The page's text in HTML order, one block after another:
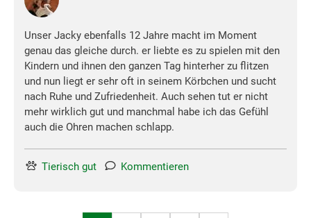
Unser Jacky ebenfalls 12 Jahre macht im Moment
genau das gleiche durch. er liebte es zu spielen mit den
Kindern und ihnen den ganzen Tag hinterher zu flitzen
und nun liegt er sehr oft in seinem Körbchen und sucht
nach Ruhe und Zufriedenheit. Auch sehen tut er nicht
mehr wirklich gut und manchmal habe ich das Gefühl
auch die Ohren machen schlapp.
Tierisch gut Kommentieren